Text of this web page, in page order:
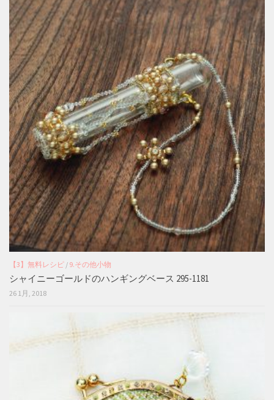
【3】無料レシピ / 9.その他小物
シャイニーゴールドのハンギングベース 295-1181
26 1月, 2018